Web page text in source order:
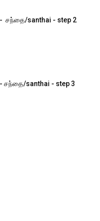
சந்தை/santhai - step 2
சந்தை/santhai - step 3